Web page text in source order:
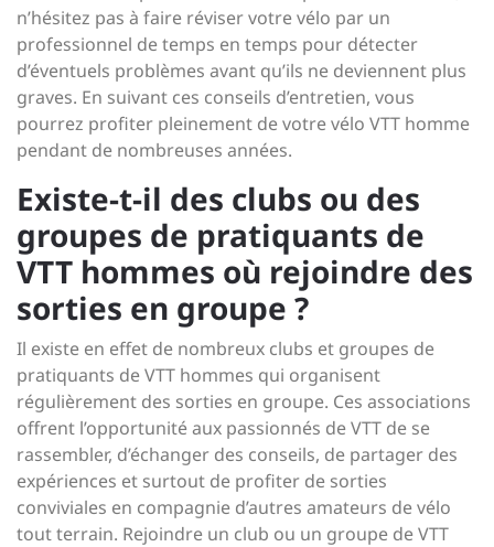
n’hésitez pas à faire réviser votre vélo par un
professionnel de temps en temps pour détecter
d’éventuels problèmes avant qu’ils ne deviennent plus
graves. En suivant ces conseils d’entretien, vous
pourrez profiter pleinement de votre vélo VTT homme
pendant de nombreuses années.
Existe-t-il des clubs ou des
groupes de pratiquants de
VTT hommes où rejoindre des
sorties en groupe ?
Il existe en effet de nombreux clubs et groupes de
pratiquants de VTT hommes qui organisent
régulièrement des sorties en groupe. Ces associations
offrent l’opportunité aux passionnés de VTT de se
rassembler, d’échanger des conseils, de partager des
expériences et surtout de profiter de sorties
conviviales en compagnie d’autres amateurs de vélo
tout terrain. Rejoindre un club ou un groupe de VTT